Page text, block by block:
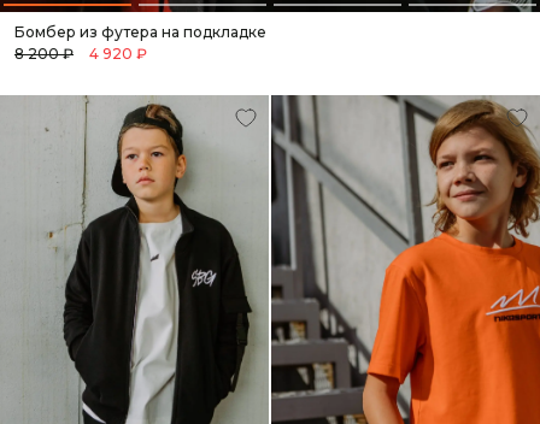
Бомбер из футера на подкладке
8 200 ₽
4 920 ₽